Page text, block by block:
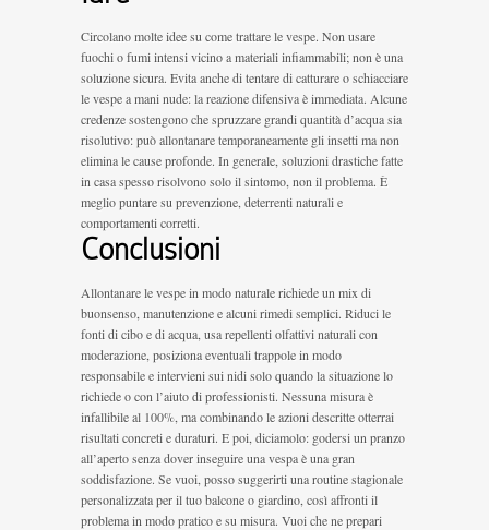
Circolano molte idee su come trattare le vespe. Non usare
fuochi o fumi intensi vicino a materiali infiammabili; non è una
soluzione sicura. Evita anche di tentare di catturare o schiacciare
le vespe a mani nude: la reazione difensiva è immediata. Alcune
credenze sostengono che spruzzare grandi quantità d’acqua sia
risolutivo: può allontanare temporaneamente gli insetti ma non
elimina le cause profonde. In generale, soluzioni drastiche fatte
in casa spesso risolvono solo il sintomo, non il problema. È
meglio puntare su prevenzione, deterrenti naturali e
comportamenti corretti.
Conclusioni
Allontanare le vespe in modo naturale richiede un mix di
buonsenso, manutenzione e alcuni rimedi semplici. Riduci le
fonti di cibo e di acqua, usa repellenti olfattivi naturali con
moderazione, posiziona eventuali trappole in modo
responsabile e intervieni sui nidi solo quando la situazione lo
richiede o con l’aiuto di professionisti. Nessuna misura è
infallibile al 100%, ma combinando le azioni descritte otterrai
risultati concreti e duraturi. E poi, diciamolo: godersi un pranzo
all’aperto senza dover inseguire una vespa è una gran
soddisfazione. Se vuoi, posso suggerirti una routine stagionale
personalizzata per il tuo balcone o giardino, così affronti il
problema in modo pratico e su misura. Vuoi che ne prepari